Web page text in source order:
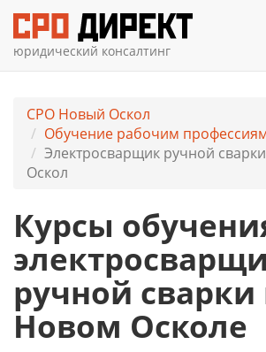
юридический консалтинг
СРО Новый Оскол
Обучение рабочим
Электросварщик ручной
Оскол
Курсы
ручной сварки
Новом Осколе